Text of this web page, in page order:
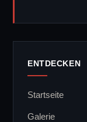
ENTDECKEN
Startseite
Galerie